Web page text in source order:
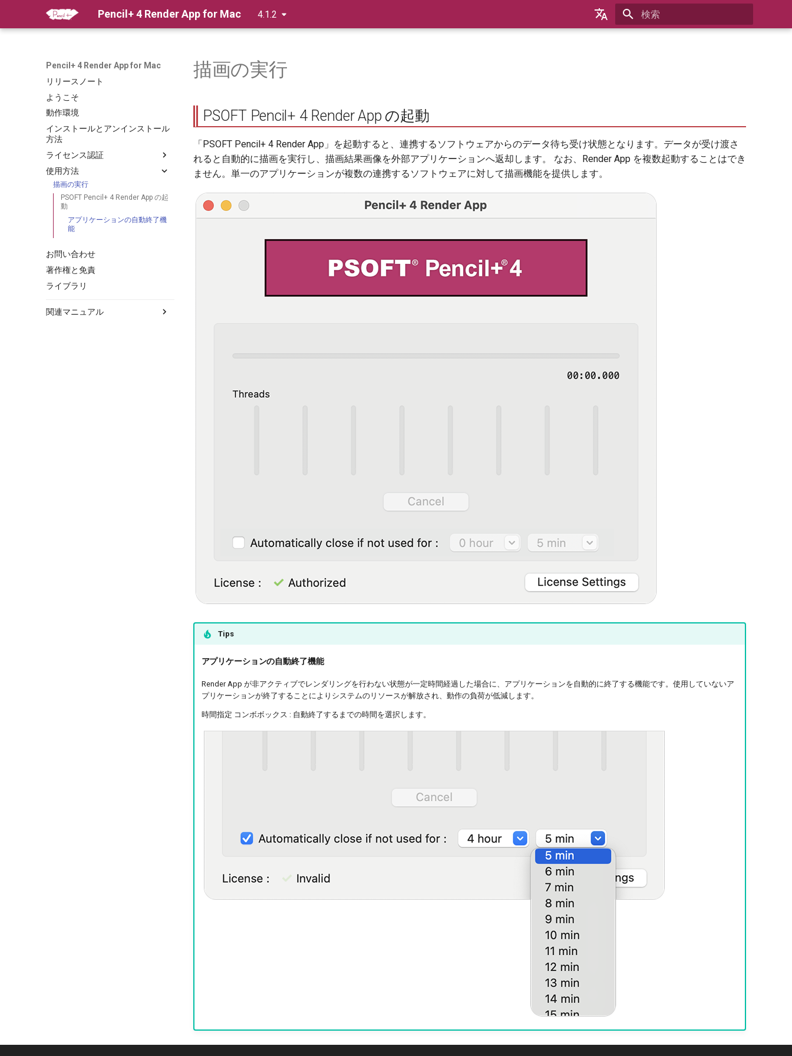
Pencil+ 4 Render App for Mac 4.1.2
Pencil+ 4 Render App for Mac
リリースノート
ようこそ
動作環境
インストールとアンインストール
方法
ライセンス認証
ライセンス認証
スタンドアロン版のオーソライズ方
法
スタンドアロン版のオーソライズ方
スタンドアロン版のライセンス返還
スタンドアロン版のライセンス返還
（オフライン返還）
使用方法
描画の実行
PSOFT Pencil+ 4 Render App の起
動
アプリケーションの自動終了機
能
お問い合わせ
著作権と免責
ライブラリ
関連マニュアル
描画の実行
PSOFT Pencil+ 4 Render App の起動
「PSOFT Pencil+ 4 Render App」を起動すると、連携するソフトウェアからのデータ待ち受け状態となります。データが受け渡さ
れると自動的に描画を実行し、描画結果画像を外部アプリケーションへ返却します。 なお、Render App を複数起動することはでき
ません。単一のアプリケーションが複数の連携するソフトウェアに対して描画機能を提供します。
Tips
アプリケーションの自動終了機能
Render App が非アクティブでレンダリングを行わない状態が一定時間経過した場合に、アプリケーションを自動的に終了する機能です。使用していないア
プリケーションが終了することによりシステムのリソースが解放され、動作の負荷が低減します。
時間指定 コンボボックス : 自動終了するまでの時間を選択します。